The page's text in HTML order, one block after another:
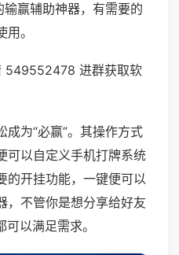
输赢辅助神器，有需要的
。
549552478 进群获取软
为“必赢”。其操作方式
可以自定义手机打牌系统
的开挂功能，一键便可以
，不管你是想分享给好友
以满足需求。